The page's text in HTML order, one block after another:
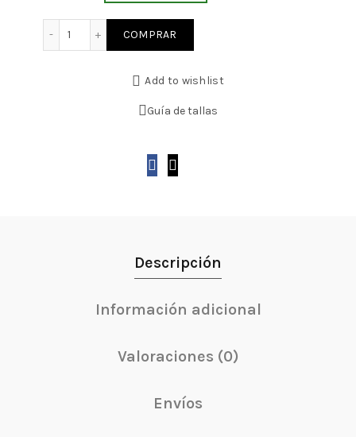
COMPRAR
Add to wishlist
Guía de tallas
Descripción
Información adicional
Valoraciones (0)
Envíos